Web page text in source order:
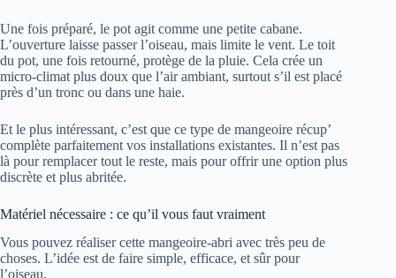
Une fois préparé, le pot agit comme une petite cabane.
L’ouverture laisse passer l’oiseau, mais limite le vent. Le toit
du pot, une fois retourné, protège de la pluie. Cela crée un
micro-climat plus doux que l’air ambiant, surtout s’il est placé
près d’un tronc ou dans une haie.
Et le plus intéressant, c’est que ce type de mangeoire récup’
complète parfaitement vos installations existantes. Il n’est pas
là pour remplacer tout le reste, mais pour offrir une option plus
discrète et plus abritée.
Matériel nécessaire : ce qu’il vous faut vraiment
Vous pouvez réaliser cette mangeoire-abri avec très peu de
choses. L’idée est de faire simple, efficace, et sûr pour
l’oiseau.